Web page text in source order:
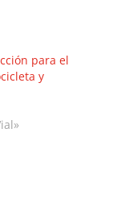
para el
y